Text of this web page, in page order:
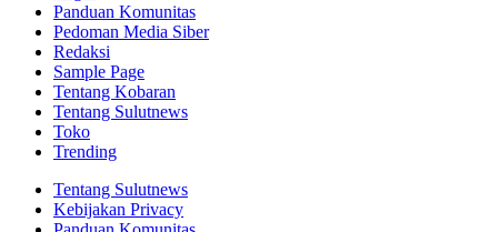
Panduan Komunitas
Pedoman Media Siber
Redaksi
Sample Page
Tentang Kobaran
Tentang Sulutnews
Toko
Trending
Tentang Sulutnews
Kebijakan Privacy